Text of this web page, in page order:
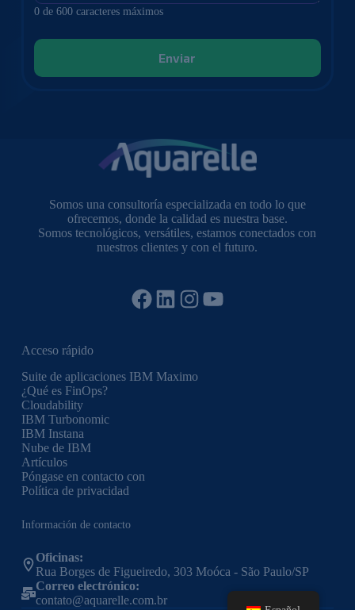
0 de 600 caracteres máximos
Somos una consultoría especializada en todo lo que
ofrecemos, donde la calidad es nuestra base.
Somos tecnológicos, versátiles, estamos conectados con
nuestros clientes y con el futuro.
Facebook
LinkedIn
Instagram
YouTube
Acceso rápido
Suite de aplicaciones IBM Maximo
¿Qué es FinOps?
Cloudability
IBM Turbonomic
IBM Instana
Nube de IBM
Artículos
Póngase en contacto con
Política de privacidad
Información de contacto
Oficinas:
Rua Borges de Figueiredo, 303 Moóca - São Paulo/SP
Correo electrónico:
contato@aquarelle.com.br